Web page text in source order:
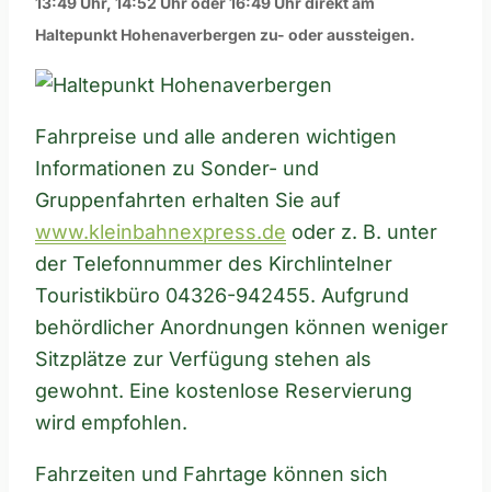
Haltepunkt Hohenaverbergen zu- oder aussteigen.
Fahrpreise und alle anderen wichtigen
Informationen zu Sonder- und
Gruppenfahrten erhalten Sie auf
www.kleinbahnexpress.de oder z. B. unter
der Telefonnummer des Kirchlintelner
Touristikbüro 04326-942455. Aufgrund
behördlicher Anordnungen können weniger
Sitzplätze zur Verfügung stehen als
gewohnt. Eine kostenlose Reservierung
wird empfohlen.
Fahrzeiten und Fahrtage können sich